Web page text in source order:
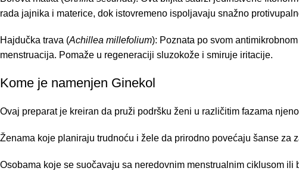
rada jajnika i materice, dok istovremeno ispoljavaju snažno
Hajdučka trava (Achillea millefolium): Poznata po svom
menstruacija. Pomaže u regeneraciji sluzokože i smiruje iritacije.
Kome je namenjen Ginekol
Ovaj preparat je kreiran da pruži podršku ženi u različitim fazama
Ženama koje planiraju trudnoću i žele da prirodno povećaju šanse za
Osobama koje se suočavaju sa neredovnim menstrualnim ciklusom ili